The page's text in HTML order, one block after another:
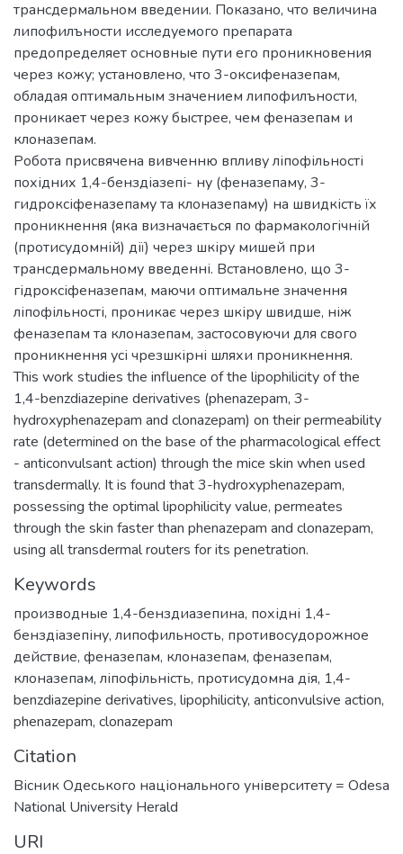
трансдермальном введении. Показано, что величина
липофилъности исследуемого препарата
предопределяет основные пути его проникновения
через кожу; установлено, что 3-оксифеназепам,
обладая оптимальным значением липофилъности,
проникает через кожу быстрее, чем феназепам и
клоназепам.
Робота присвячена вивченню впливу ліпофільності
похідних 1,4-бенздіазепі- ну (феназепаму, 3-
гидроксіфеназепаму та клоназепаму) на швидкість їх
проникнення (яка визначається по фармакологічній
(протисудомній) дії) через шкіру мишей при
трансдермальному введенні. Встановлено, що 3-
гідроксіфеназепам, маючи оптимальне значення
ліпофільності, проникає через шкіру швидше, ніж
феназепам та клоназепам, застосовуючи для свого
проникнення усі чрезшкірні шляхи проникнення.
This work studies the influence of the lipophilicity of the
1,4-benzdiazepine derivatives (phenazepam, 3-
hydroxyphenazepam and clonazepam) on their permeability
rate (determined on the base of the pharmacological effect
- anticonvulsant action) through the mice skin when used
transdermally. It is found that 3-hydroxyphenazepam,
possessing the optimal lipophilicity value, permeates
through the skin faster than phenazepam and clonazepam,
using all transdermal routers for its penetration.
Keywords
производные 1,4-бенздиазепина, похідні 1,4-
бенздіазепіну, липофильность, противосудорожное
действие, феназепам, клоназепам, феназепам,
клоназепам, ліпофільність, протисудомна дія, 1,4-
benzdiazepine derivatives, lipophilicity, anticonvulsive action,
phenazepam, clonazepam
Citation
Вісник Одеського національного університету = Odesa
National University Herald
URI